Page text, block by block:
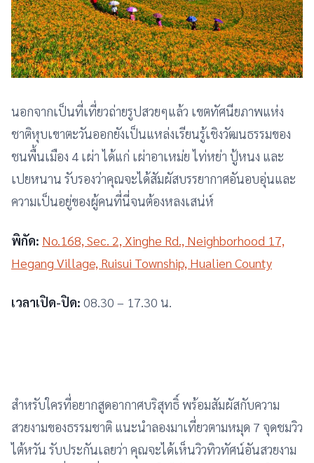
นอกจากเป็นที่เที่ยวถ่ายรูปสวยๆแล้ว เขตทัศนียภาพแห่ง
ชาติหุบเขาตะวันออกยังเป็นแหล่งเรียนรู้เชิงวัฒนธรรมของ
ชนพื้นเมือง 4 เผ่า ได้แก่ เผ่าอาเหม่ย ไท่หย่า ปู้หนง และ
เปยหนาน รับรองว่าคุณจะได้สัมผัสบรรยากาศอันอบอุ่นและ
ความเป็นอยู่ของผู้คนที่นี่จนต้องหลงเสน่ห์
พิกัด: No.168, Sec. 2, Xinghe Rd., Neighborhood 17,
Hegang Village, Ruisui Township, Hualien County
เวลาเปิด-ปิด: 08.30 – 17.30 น.
สำหรับใครที่อยากสูดอากาศบริสุทธิ์ พร้อมสัมผัสกับความ
สวยงามของธรรมชาติ แนะนำลองมาเที่ยวตามหมุด 7 จุดชมวิว
ไต้หวัน รับประกันเลยว่า คุณจะได้เห็นวิวทิวทัศน์อันสวยงาม